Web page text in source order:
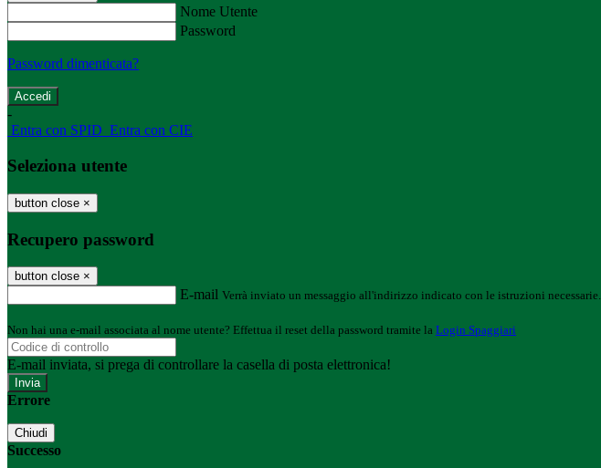
Nome Utente
Password
Password dimenticata?
-
Entra con SPID Entra con CIE
Seleziona utente
button close ×
Recupero password
button close ×
E-mail Verrà inviato un messaggio all'indirizzo indicato con le istruzioni necessarie.
Non hai una e-mail associata al nome utente? Effettua il reset della password tramite la Login Spaggiari
E-mail inviata, si prega di controllare la casella di posta elettronica!
Errore
Chiudi
Successo